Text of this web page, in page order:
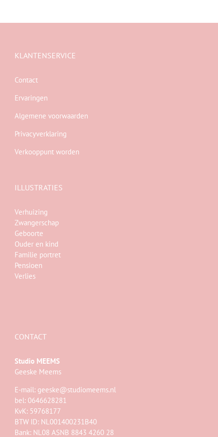
KLANTENSERVICE
Contact
Ervaringen
Algemene voorwaarden
Privacyverklaring
Verkooppunt worden
ILLUSTRATIES
Verhuizing
Zwangerschap
Geboorte
Ouder en kind
Familie portret
Pensioen
Verlies
CONTACT
Studio MEEMS
Geeske Meems
E-mail: geeske@studiomeems.nl
bel: 0646628281
KvK: 59768177
BTW ID: NL001400231B40
Bank: NL08 ASNB 8843 4260 28